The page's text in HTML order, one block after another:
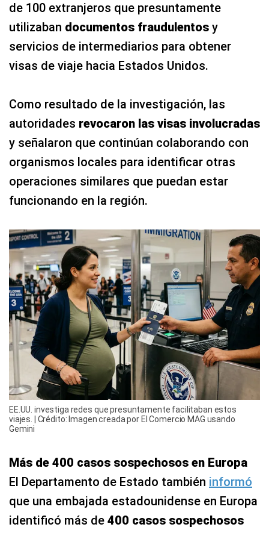
de 100 extranjeros que presuntamente
utilizaban documentos fraudulentos y
servicios de intermediarios para obtener
visas de viaje hacia Estados Unidos.
Como resultado de la investigación, las
autoridades revocaron las visas involucradas
y señalaron que continúan colaborando con
organismos locales para identificar otras
operaciones similares que puedan estar
funcionando en la región.
EE.UU. investiga redes que presuntamente facilitaban estos
viajes. | Crédito: Imagen creada por El Comercio MAG usando
Gemini
Más de 400 casos sospechosos en Europa
El Departamento de Estado también informó
que una embajada estadounidense en Europa
identificó más de 400 casos sospechosos